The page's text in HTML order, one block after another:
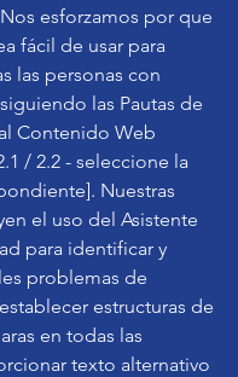
esforzamos por que
fácil de usar para
las personas con
las Pautas de
Contenido Web
/ 2.2 - seleccione la
Nuestras
el uso del Asistente
para identificar y
problemas de
estructuras de
en todas las
texto alternativo